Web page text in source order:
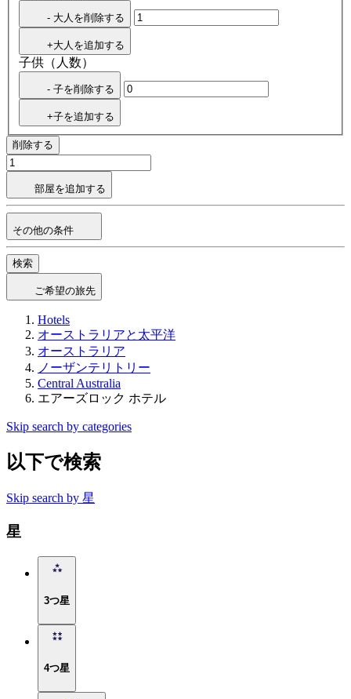
- 大人を削除する
+大人を追加する
子供（人数）
- 子を削除する
+子を追加する
削除する
部屋を追加する
その他の条件
検索
ご希望の旅先
Hotels
オーストラリアと太平洋
オーストラリア
ノーザンテリトリー
Central Australia
エアーズロック ホテル
Skip search by categories
以下で検索
Skip search by 星
星
3つ星
4つ星